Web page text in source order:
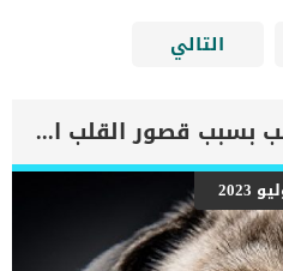
التالي
اهم علامات وفاة الكلب بسبب قصور القلب الاحتقانى